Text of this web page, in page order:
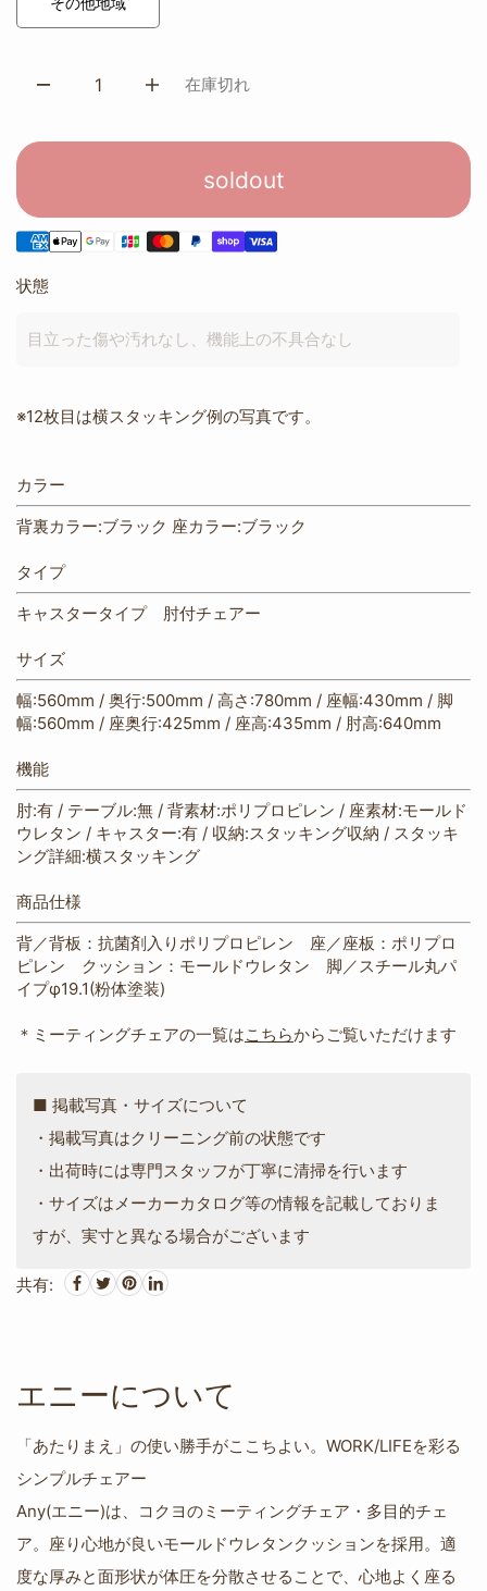
在庫切れ
soldout
状態
目立った傷や汚れなし、機能上の不具合なし
※12枚目は横スタッキング例の写真です。
カラー
背裏カラー:ブラック 座カラー:ブラック
タイプ
キャスタータイプ 肘付チェアー
サイズ
幅:560mm / 奥行:500mm / 高さ:780mm / 座幅:430mm / 脚
幅:560mm / 座奥行:425mm / 座高:435mm / 肘高:640mm
機能
肘:有 / テーブル:無 / 背素材:ポリプロピレン / 座素材:モールド
ウレタン / キャスター:有 / 収納:スタッキング収納 / スタッキ
ング詳細:横スタッキング
商品仕様
背／背板：抗菌剤入りポリプロピレン 座／座板：ポリプロ
ピレン クッション：モールドウレタン 脚／スチール丸パ
イプφ19.1(粉体塗装)
＊ミーティングチェアの一覧はこちらからご覧いただけます
■ 掲載写真・サイズについて
・掲載写真はクリーニング前の状態です
・出荷時には専門スタッフが丁寧に清掃を行います
・サイズはメーカーカタログ等の情報を記載しておりま
すが、実寸と異なる場合がございます
共有:
エニーについて
「あたりまえ」の使い勝手がここちよい。WORK/LIFEを彩る
シンプルチェアー
Any(エニー)は、コクヨのミーティングチェア・多目的チェ
ア。座り心地が良いモールドウレタンクッションを採用。適
度な厚みと面形状が体圧を分散させることで、心地よく座る